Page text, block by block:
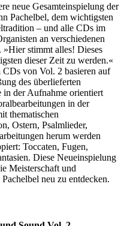
neue Gesamteinspielung der
Pachelbel, dem wichtigsten
– und alle CDs im
an verschiedenen
»Hier stimmt alles! Dieses
dieser Zeit zu werden.«
von Vol. 2 basieren auf
des überlieferten
in der Aufnahme orientiert
in der
thematischen
Ostern, Psalmlieder,
herum werden
Toccaten, Fugen,
Diese Neueinspielung
Meisterschaft und
neu zu entdecken.